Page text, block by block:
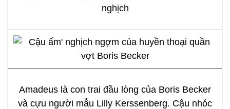
nghịch
Amadeus là con trai đầu lòng của Boris Becker
và cựu người mẫu Lilly Kerssenberg. Cậu nhóc